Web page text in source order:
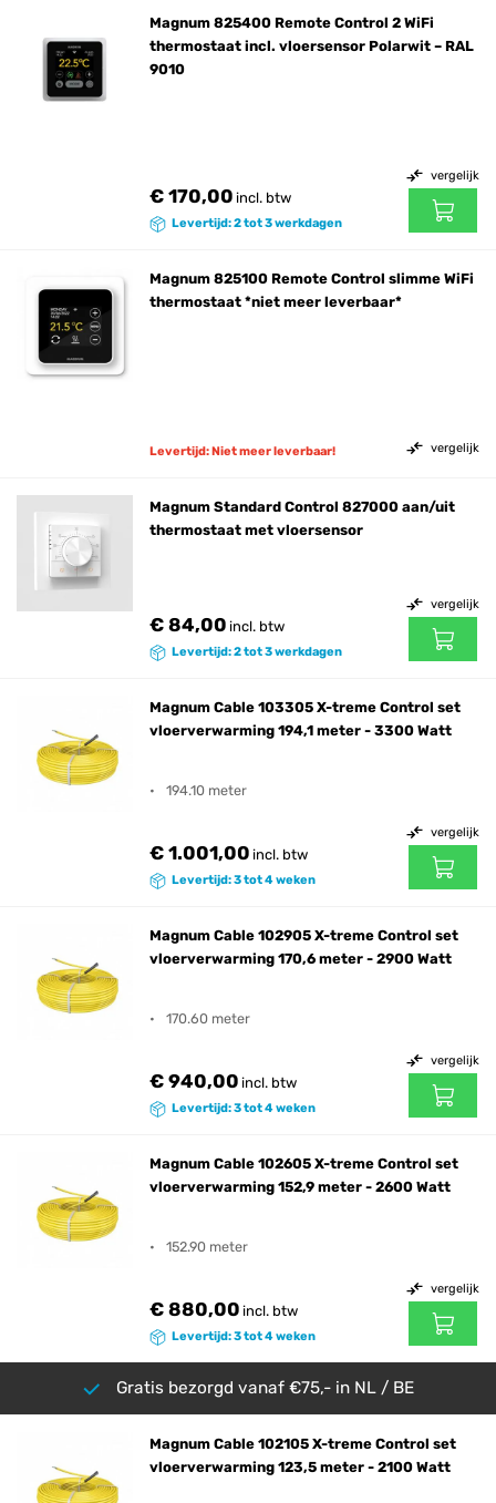
Magnum 825400 Remote Control 2 WiFi
thermostaat incl. vloersensor Polarwit – RAL
9010
€ 170,00 incl. btw
Levertijd: 2 tot 3 werkdagen
vergelijk
Magnum 825100 Remote Control slimme WiFi
thermostaat *niet meer leverbaar*
Levertijd: Niet meer leverbaar! vergelijk
Magnum Standard Control 827000 aan/uit
thermostaat met vloersensor
€ 84,00 incl. btw
Levertijd: 2 tot 3 werkdagen
vergelijk
Magnum Cable 103305 X-treme Control set
vloerverwarming 194,1 meter - 3300 Watt
194.10 meter
€ 1.001,00 incl. btw
Levertijd: 3 tot 4 weken
vergelijk
Magnum Cable 102905 X-treme Control set
vloerverwarming 170,6 meter - 2900 Watt
170.60 meter
€ 940,00 incl. btw
Levertijd: 3 tot 4 weken
vergelijk
Magnum Cable 102605 X-treme Control set
vloerverwarming 152,9 meter - 2600 Watt
152.90 meter
€ 880,00 incl. btw
Levertijd: 3 tot 4 weken
vergelijk
Gratis bezorgd vanaf €75,- in NL / BE
Magnum Cable 102105 X-treme Control set
vloerverwarming 123,5 meter - 2100 Watt